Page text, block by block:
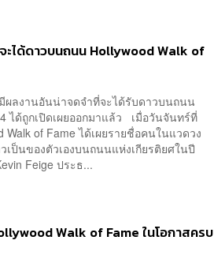
ะได้ดาวบนถนน Hollywood Walk of
ผลงานอันน่าจดจำที่จะได้รับดาวบนถนน
ได้ถูกเปิดเผยออกมาแล้ว เมื่อวันจันทร์ที่
of Fame ได้เผยรายชื่อคนในแวดวง
ป็นของตัวเองบนถนนแห่งเกียรติยศในปี
Feige ประธ...
Walk of Fame ในโอกาสครบ